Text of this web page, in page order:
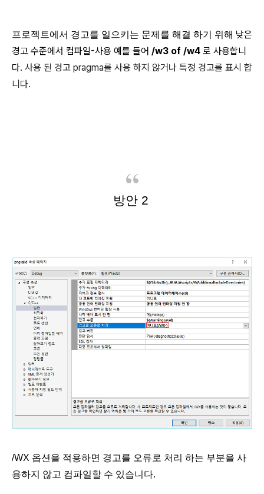
프로젝트에서 경고를 일으키는 문제를 해결 하기 위해 낮은
경고 수준에서 컴파일-사용 예를 들어 /w3 of /w4 로 사용합니
다. 사용 된 경고 pragma를 사용 하지 않거나 특정 경고를 표시 합
니다.
방안 2
/WX 옵션을 적용하면 경고를 오류로 처리 하는 부분을 사
용하지 않고 컴파일할 수 있습니다.